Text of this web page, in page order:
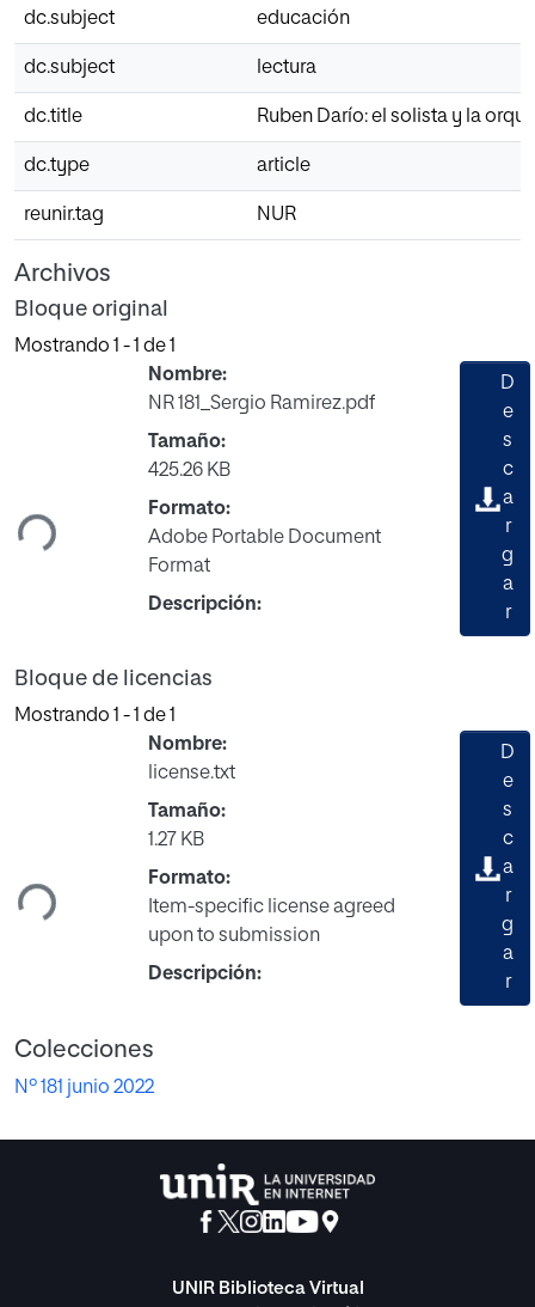
dc.subject educación
dc.subject lectura
dc.title Ruben Darío: el solista y la
dc.type article
reunir.tag NUR
Archivos
Bloque original
Mostrando 1 - 1 de 1
Nombre:
NR 181_Sergio Ramirez.pdf
Tamaño:
425.26 KB
Formato:
Adobe Portable Document
Format
Descripción:
D
e
s
c
a
r
g
a
r
Bloque de licencias
Mostrando 1 - 1 de 1
Nombre:
license.txt
Tamaño:
1.27 KB
Formato:
Item-specific license agreed
upon to submission
Descripción:
D
e
s
c
a
r
g
a
r
Colecciones
Nº 181 junio 2022
UNIR Biblioteca Virtual